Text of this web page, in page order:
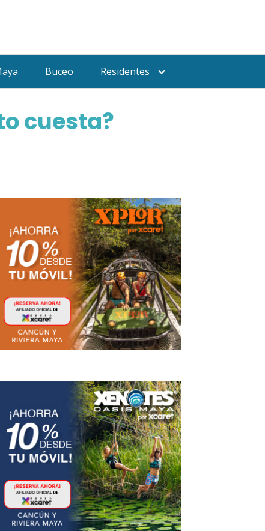
Buceo Residentes
cuesta?